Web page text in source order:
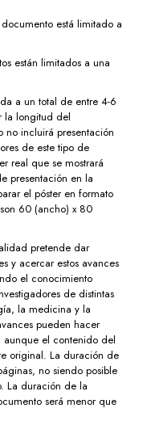
está limitado a
están limitados a una
a un total de entre 4-6
la longitud del
no incluirá presentación
de este tipo de
real que se mostrará
presentación en la
el póster en formato
60 (ancho) x 80
pretende dar
y acercar estos avances
el conocimiento
de distintas
la medicina y la
pueden hacer
aunque el contenido del
original. La duración de
no siendo posible
La duración de la
será menor que